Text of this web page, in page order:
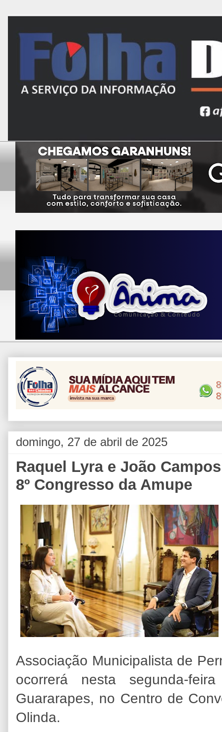
domingo, 27 de abril de 2025
Raquel Lyra e João
8º Congresso da Amupe
Associação Municipalista de
ocorrerá nesta segunda-
Guararapes, no Centro de
Olinda.